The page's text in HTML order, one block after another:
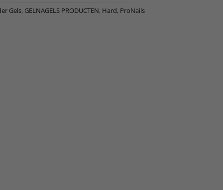
Gels, GELNAGELS PRODUCTEN, Hard, ProNails